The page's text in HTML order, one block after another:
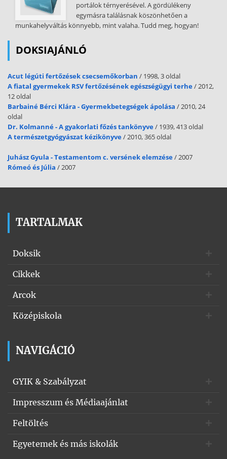
portálok térnyerésével. A gördülékeny
egymásra találásnak köszönhetően a
munkahelyváltás könnyebb, mint valaha. Tudd meg, hogyan!
DOKSIAJÁNLÓ
Acut légúti fertőzések csecsemőkorban / 1998, 3 oldal
A fiatal gyermekek RSV fertőzésének egészségügyi terhe/ 2012,
12 oldal
Barbainé Bérci Klára - Gyermekbetegségek ápolása / 2010, 24
oldal
Dr. Kolmanné - A gyakorlati főzés tankönyve/ 1939, 413 oldal
A természetgyógyászat kézikönyve/ 2010, 365 oldal
Juhász Gyula - Testamentom c. versének elemzése/ 2007
Rómeó és Júlia / 2007
TARTALMAK
Doksik
Cikkek
Arcok
Középiskola
NAVIGÁCIÓ
GYIK & Szabályzat
Impresszum és Médiaajánlat
Feltöltés
Egyetemek és más iskolák